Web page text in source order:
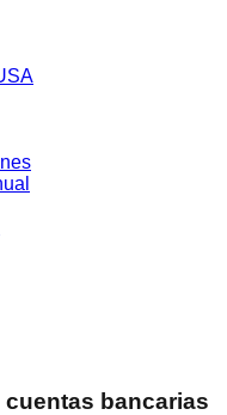
bancarias